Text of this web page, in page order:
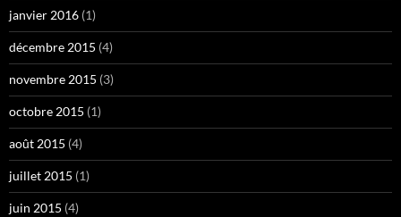
janvier 2016 (1)
décembre 2015 (4)
novembre 2015 (3)
octobre 2015 (1)
août 2015 (4)
juillet 2015 (1)
juin 2015 (4)